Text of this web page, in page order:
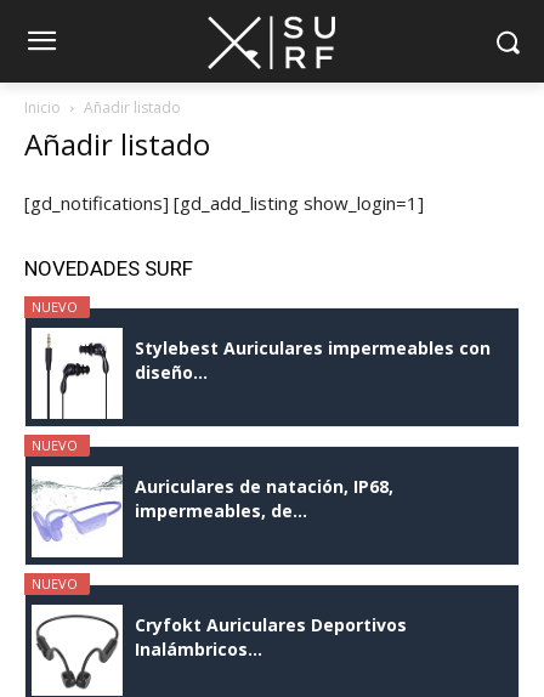
Inicio Añadir listado
Añadir listado
[gd_notifications] [gd_add_listing show_login=1]
NOVEDADES SURF
NUEVO
Stylebest Auriculares impermeables con
diseño...
NUEVO
Auriculares de natación, IP68,
impermeables, de...
NUEVO
Cryfokt Auriculares Deportivos
Inalámbricos...